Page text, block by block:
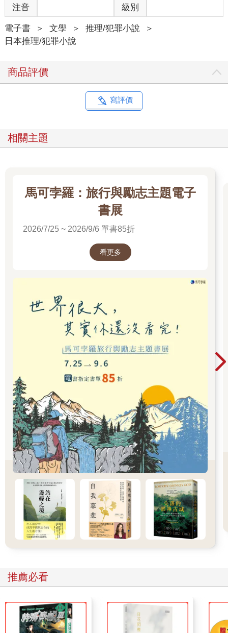
找不到解決的方法，為了解釋這些不合理的狀況，也只能相信有
惡魔或魔法的存在了。」
「就算逃避現實，情況也不會好轉吧？」
「沒有不停歇的雨，也沒有永不天明的夜。」
在都沒有滅亡，就是這個理論的最佳證明。用漫長的時間和多數
人的犧牲換來和平，大家卻會以為是神明的恩惠，或是惡魔的力
在我們的腦中，都下載了最低限度的醫學和科學知識。儘管沒有
複雜的理論來解決問題。
發生前所未見的災害，人們也不至於會冒出這種想法。
「被冠上莫須有罪名的女性，就成了被狩獵的魔女啊。」
「她們被審判為魔女，最後遭受殘忍的酷刑。」
「只因為偷牛奶的罪名？」柚葉問。
「不是的。魔女會被制裁，是因為和惡魔訂下契約啊，那些罪名
「而且一旦被判定為魔女，城裡發生的大小事件都會被怪罪到自
「沒想到以前真的會有這種審判，太難以置信了。」
我一邊聽著兩人的對話，一邊滑著手機搜尋，查到有文章寫，魔
女狩獵行動的受害者多達十萬人以上。是否包含遭到驅逐出境的
人數、資料來源的多寡都會影響數字變化，但看起來確實有數萬
「我因為好奇，就查了各式各樣的資料。」
「是什麼地方吸引妳啊？」我問杏梨，「這的確是很有意思的雜
學知識，但就是當時的文明還不發達，才會導致這個悲劇啊。」
「在一些的國家，直到現在還有人因為被當成魔女而被燒死。」
「這樣啊。」我其實很驚訝。無論是還有人相信魔女的存在，還
是殘忍的酷刑都讓我嚇了一跳。
「和泉，你覺得這個國家沒有魔女嗎？」
「我實在想像不出來耶。」
「這個社會不可能接受迫害魔女的行為。不過，一旦面臨荒謬的
命運，說不定就會有人選擇相信魔女的存在，也有人非得讓魔女
死才活得下去。」
就快到透析治療的時間，差不多該離開學校了。文藝社的活動能
夠適度消磨放學後的時間，非常適合我們的生活模式。
「下次再讓我聽聽魔女的故事啦。」
命運太過荒謬，讓人不得不相信魔女存在──杏梨是不是拿狩獵魔
女和自己的人生做比較，才會對這段歷史感興趣？
我思考著狩獵魔女和透析治療的關聯性，卻不敢真的說出口。
注音 級別
電子書 ＞ 文學 ＞ 推理/犯罪小說
＞
日本推理/犯罪小說
商品評價
寫評價
相關主題
馬可孛羅：旅行與勵志主題電子
書展
2026/7/25 ~ 2026/9/6 單書85折
看更多
推薦必看